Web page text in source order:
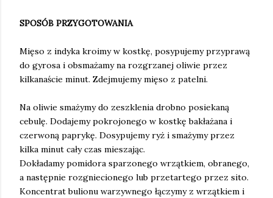
SPOSÓB PRZYGOTOWANIA
Mięso z indyka kroimy w kostkę, posypujemy przyprawą
do gyrosa i obsmażamy na rozgrzanej oliwie przez
kilkanaście minut. Zdejmujemy mięso z patelni.
Na oliwie smażymy do zeszklenia drobno posiekaną
cebulę. Dodajemy pokrojonego w kostkę bakłażana i
czerwoną paprykę. Dosypujemy ryż i smażymy przez
kilka minut cały czas mieszając.
Dokładamy pomidora sparzonego wrzątkiem, obranego,
a następnie rozgniecionego lub przetartego przez sito.
Koncentrat bulionu warzywnego łączymy z wrzątkiem i